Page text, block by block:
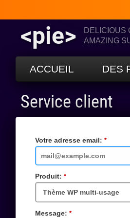
<pie>
DELICIOUS
AMAZING
ACCUEIL DES
Service client
Votre adresse email:
requis
Produit:
requis
Message: